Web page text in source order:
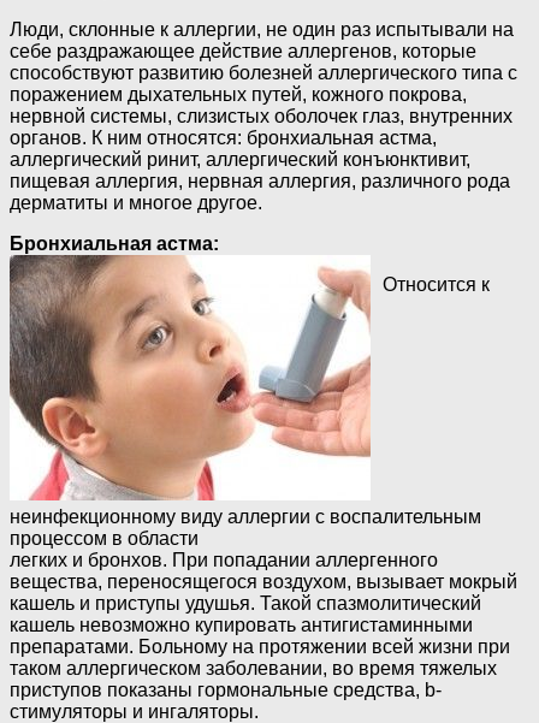
Люди, склонные к аллергии, не один раз испытывали на
себе раздражающее действие аллергенов, которые
способствуют развитию болезней аллергического типа с
поражением дыхательных путей, кожного покрова,
нервной системы, слизистых оболочек глаз, внутренних
органов. К ним относятся: бронхиальная астма,
аллергический ринит, аллергический конъюнктивит,
пищевая аллергия, нервная аллергия, различного рода
дерматиты и многое другое.
Бронхиальная астма:
Относится к
неинфекционному виду аллергии с воспалительным
процессом в области
легких и бронхов. При попадании аллергенного
вещества, переносящегося воздухом, вызывает мокрый
кашель и приступы удушья. Такой спазмолитический
кашель невозможно купировать антигистаминными
препаратами. Больному на протяжении всей жизни при
таком аллергическом заболевании, во время тяжелых
приступов показаны гормональные средства, b-
стимуляторы и ингаляторы.